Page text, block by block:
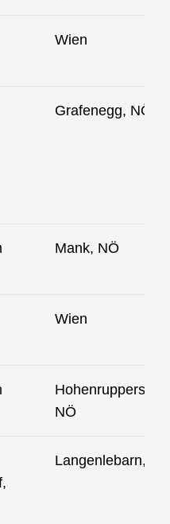
Wien
Grafenegg, NÖ
Mank, NÖ
Wien
NÖ
Langenlebarn,